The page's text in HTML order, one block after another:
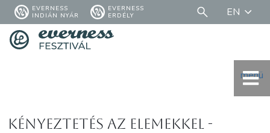
EVERNESS
INDIÁN NYÁR
EVERNESS
ERDÉLY
EN
menü
Kényeztetés az elemekkel -